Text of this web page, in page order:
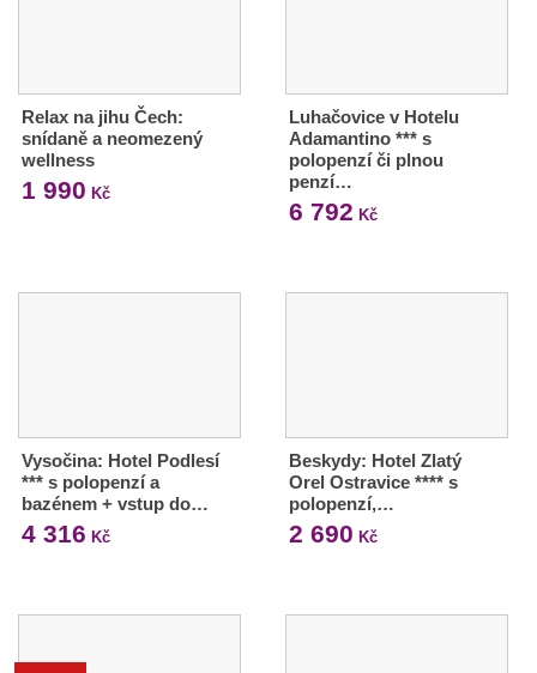
Relax na jihu Čech:
snídaně a neomezený
wellness
1 990 Kč
Luhačovice v Hotelu
Adamantino *** s
polopenzí či plnou
penzí…
6 792 Kč
Vysočina: Hotel Podlesí
*** s polopenzí a
bazénem + vstup do…
4 316 Kč
Beskydy: Hotel Zlatý
Orel Ostravice **** s
polopenzí,…
2 690 Kč